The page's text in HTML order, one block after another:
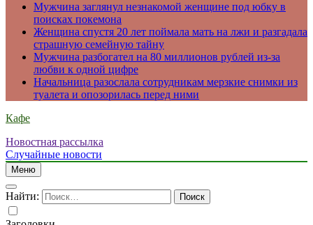
Мужчина заглянул незнакомой женщине под юбку в
поисках покемона
Женщина спустя 20 лет поймала мать на лжи и разгадала
страшную семейную тайну
Мужчина разбогател на 80 миллионов рублей из-за
любви к одной цифре
Начальница разослала сотрудникам мерзкие снимки из
туалета и опозорилась перед ними
Кафе
Новостная рассылка
Случайные новости
Меню
Найти: